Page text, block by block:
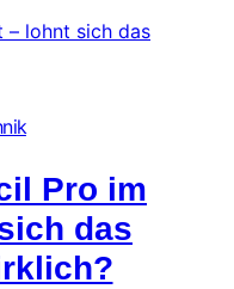
Pro im
das